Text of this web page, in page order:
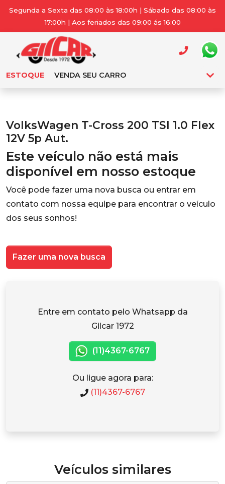
Segunda a Sexta das 08:00 às 18:00h | Sábado das 08:00 às
17:00h | Aos feriados das 09:00 ás 16:00
ESTOQUE VENDA SEU CARRO
VolksWagen T-Cross 200 TSI 1.0 Flex
12V 5p Aut.
Este veículo não está mais
disponível em nosso estoque
Você pode fazer uma nova busca ou entrar em
contato com nossa equipe para encontrar o veículo
dos seus sonhos!
Fazer uma nova busca
Entre em contato pelo Whatsapp da
Gilcar 1972
(11)4367-6767
Ou ligue agora para:
(11)4367-6767
Veículos similares